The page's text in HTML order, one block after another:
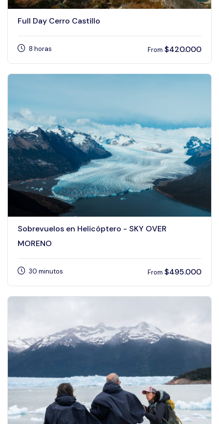
Full Day Cerro Castillo
8 horas From $420.000
Sobrevuelos en Helicóptero - SKY OVER
MORENO
30 minutos From $495.000